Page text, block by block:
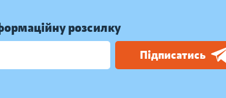
розсилку
Підписатись